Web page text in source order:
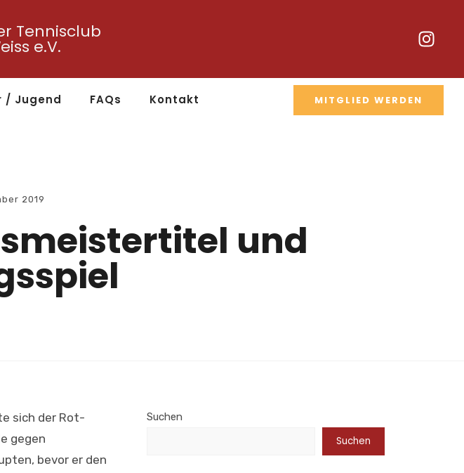
Tennisclub
e.V.
/ Jugend FAQs Kontakt MITGLIED WERDEN
2019
und
sich der Rot-
gegen
bevor er den
Suchen
Suchen